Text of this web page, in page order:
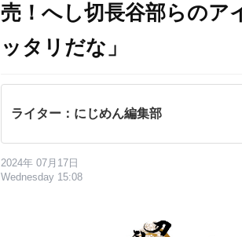
売！へし切長谷部らのア
ッタリだな」
ライター：にじめん編集部
2024年 07月17日
Wednesday 15:08